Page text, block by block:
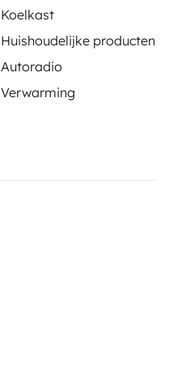
Koelkast
Huishoudelijke producten
Autoradio
Verwarming